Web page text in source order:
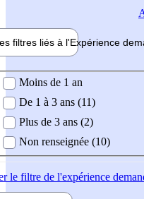
filtres liés à l'Expérience
demandée
Moins de 1 an
De 1 à 3 ans (11)
Plus de 3 ans (2)
Non renseignée (10)
le filtre de l'expérience